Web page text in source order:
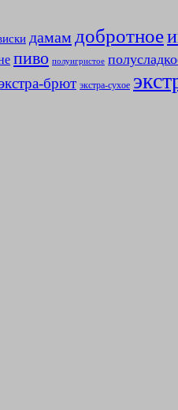
дамам добротное
пиво полуигристое
брют экстра-сухое